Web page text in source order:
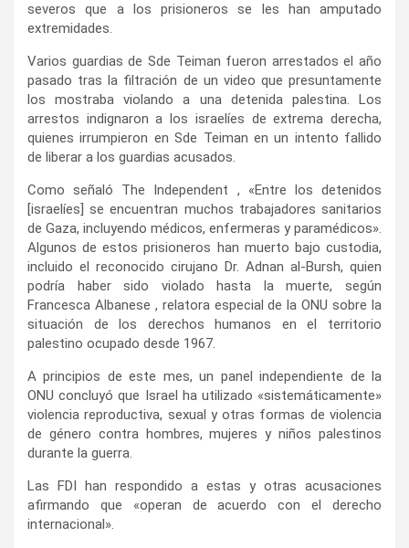
severos que a los prisioneros se les han amputado
extremidades.
Varios guardias de Sde Teiman fueron arrestados el año
pasado tras la filtración de un video que presuntamente
los mostraba violando a una detenida palestina. Los
arrestos indignaron a los israelíes de extrema derecha,
quienes irrumpieron en Sde Teiman en un intento fallido
de liberar a los guardias acusados.
Como señaló The Independent , «Entre los detenidos
[israelíes] se encuentran muchos trabajadores sanitarios
de Gaza, incluyendo médicos, enfermeras y paramédicos».
Algunos de estos prisioneros han muerto bajo custodia,
incluido el reconocido cirujano Dr. Adnan al-Bursh, quien
podría haber sido violado hasta la muerte, según
Francesca Albanese , relatora especial de la ONU sobre la
situación de los derechos humanos en el territorio
palestino ocupado desde 1967.
A principios de este mes, un panel independiente de la
ONU concluyó que Israel ha utilizado «sistemáticamente»
violencia reproductiva, sexual y otras formas de violencia
de género contra hombres, mujeres y niños palestinos
durante la guerra.
Las FDI han respondido a estas y otras acusaciones
afirmando que «operan de acuerdo con el derecho
internacional».